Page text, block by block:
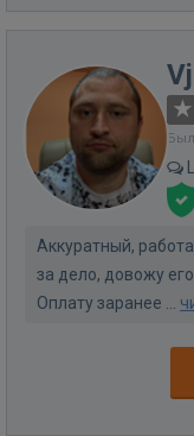
Aккуратный,
за дело, довожу
Оплату заранее ...